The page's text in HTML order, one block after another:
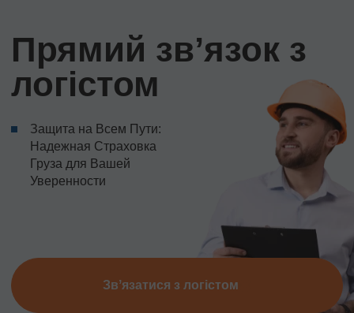
Прямий звʼязок з
логістом
Защита на Всем Пути:
Надежная Страховка
Груза для Вашей
Уверенности
Звʼязатися з логістом